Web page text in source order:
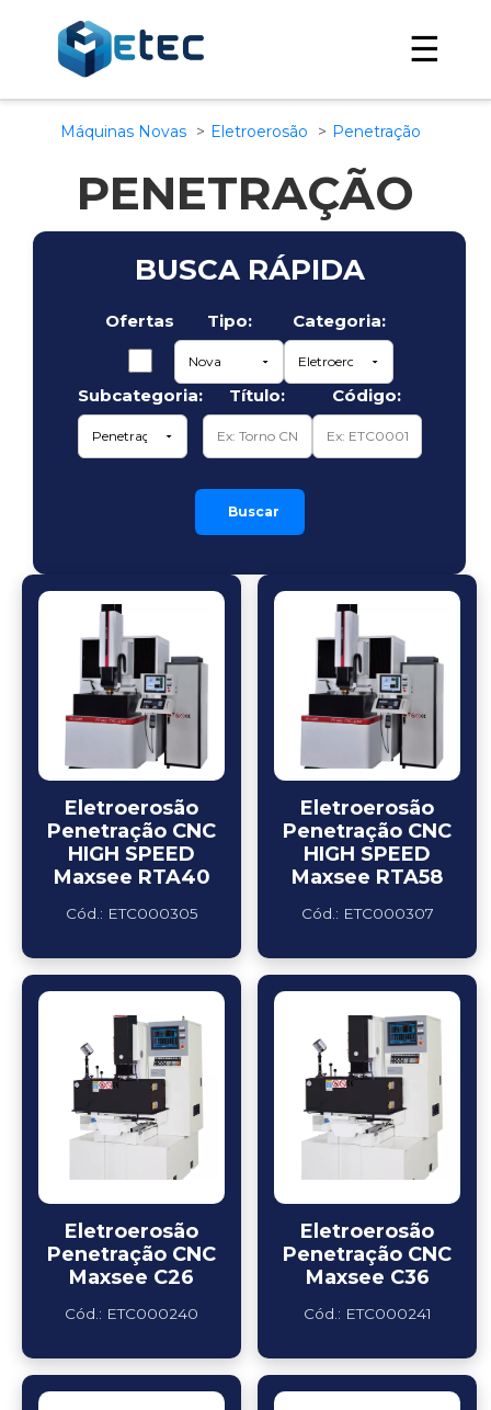
☰
Máquinas Novas Eletroerosão Penetração
PENETRAÇÃO
BUSCA RÁPIDA
Ofertas Tipo: Categoria:
Subcategoria: Título: Código:
Buscar
Eletroerosão
Penetração CNC
HIGH SPEED
Maxsee RTA40
Cód.: ETC000305
Eletroerosão
Penetração CNC
HIGH SPEED
Maxsee RTA58
Cód.: ETC000307
Eletroerosão
Penetração CNC
Maxsee C26
Cód.: ETC000240
Eletroerosão
Penetração CNC
Maxsee C36
Cód.: ETC000241